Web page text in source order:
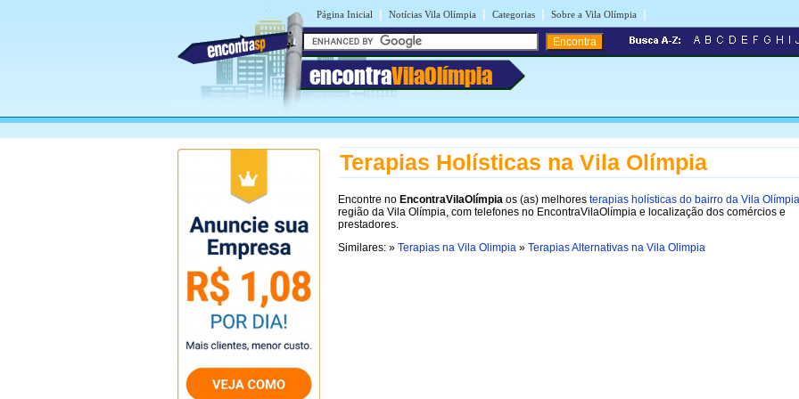
Página Inicial | Notícias Vila Olímpia | Categorias | Sobre a Vila Olímpia |
encontraVilaOlímpia
Terapias Holísticas na Vila Olímpia
Encontre no EncontraVilaOlímpia os (as) melhores terapias holísticas do bairro da Vila Olímpia
região da Vila Olímpia, com telefones no EncontraVilaOlímpia e localização dos comércios e
prestadores.
Similares: » Terapias na Vila Olimpia » Terapias Alternativas na Vila Olimpia